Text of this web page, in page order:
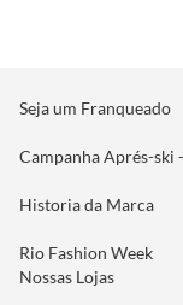
Seja um Franqueado
Campanha Aprés-ski
Historia da Marca
Rio Fashion Week
Nossas Lojas